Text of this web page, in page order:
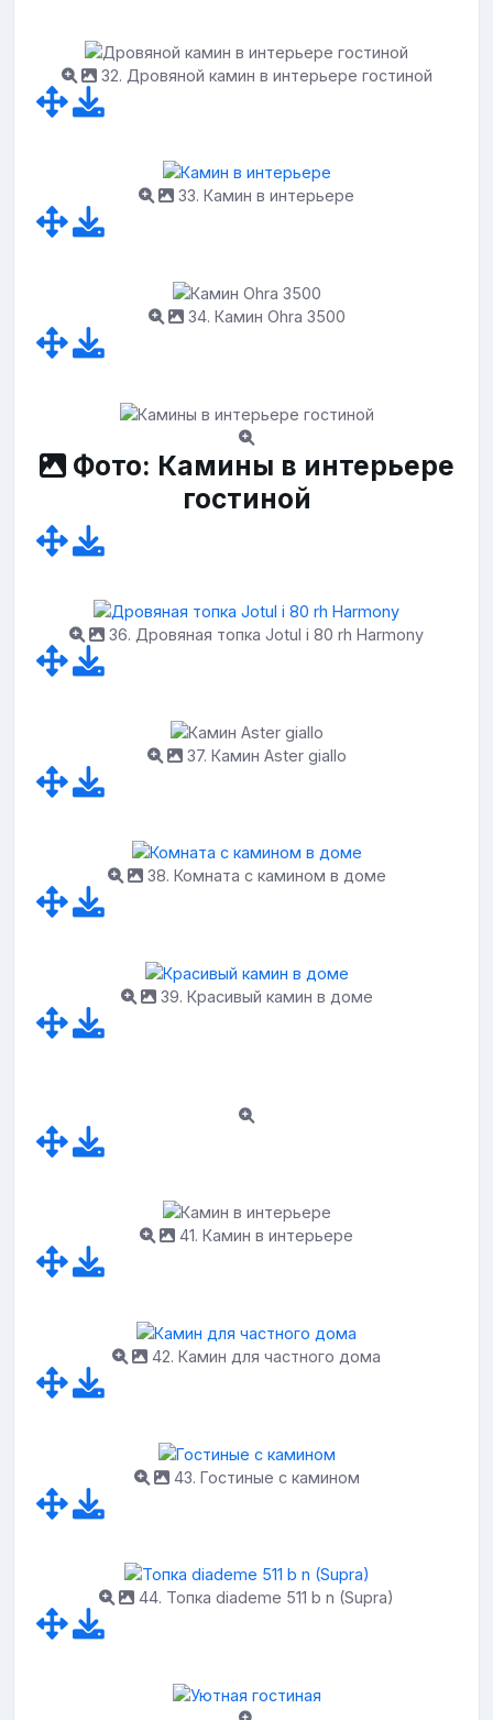
32. Дровяной камин в интерьере гостиной
33. Камин в интерьере
34. Камин Ohra 3500
Фото: Камины в интерьере
гостиной
36. Дровяная топка Jotul i 80 rh Harmony
37. Камин Aster giallo
38. Комната с камином в доме
39. Красивый камин в доме
41. Камин в интерьере
42. Камин для частного дома
43. Гостиные с камином
44. Топка diademe 511 b n (Supra)